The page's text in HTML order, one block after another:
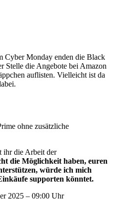
Cyber Monday enden die Black
Stelle die Angebote bei Amazon
auflisten. Vielleicht ist da
ohne zusätzliche
ihr die Arbeit der
die Möglichkeit haben, euren
würde ich mich
supporten könntet.
2025 – 09:00 Uhr